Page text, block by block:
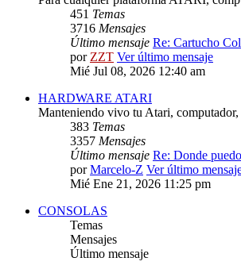
451 Temas
3716 Mensajes
Último mensaje Re: Cartucho
porZZT Ver último mensaje
Mié Jul 08, 2026 12:40 am
HARDWARE ATARI
Manteniendo vivo tu Atari,
383 Temas
3357 Mensajes
Último mensaje Re: Donde
porMarcelo-Z Ver último
Mié Ene 21, 2026 11:25 pm
CONSOLAS
Temas
Mensajes
Último mensaje